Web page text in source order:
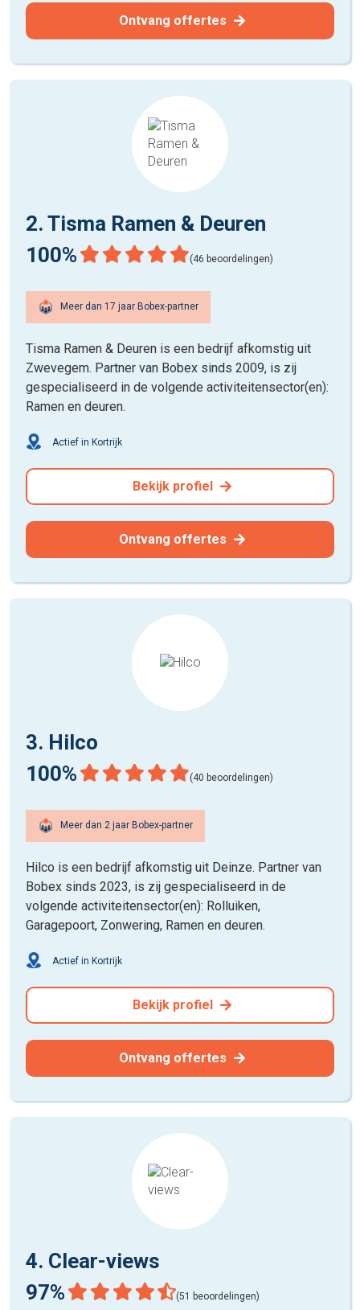
Ontvang offertes
2. Tisma Ramen & Deuren
100%
(46 beoordelingen)
Meer dan 17 jaar Bobex-partner
Tisma Ramen & Deuren is een bedrijf afkomstig uit
Zwevegem. Partner van Bobex sinds 2009, is zij
gespecialiseerd in de volgende activiteitensector(en):
Ramen en deuren.
Actief in Kortrijk
Bekijk profiel
Ontvang offertes
3. Hilco
100%
(40 beoordelingen)
Meer dan 2 jaar Bobex-partner
Hilco is een bedrijf afkomstig uit Deinze. Partner van
Bobex sinds 2023, is zij gespecialiseerd in de
volgende activiteitensector(en): Rolluiken,
Garagepoort, Zonwering, Ramen en deuren.
Actief in Kortrijk
Bekijk profiel
Ontvang offertes
4. Clear-views
97%
(51 beoordelingen)